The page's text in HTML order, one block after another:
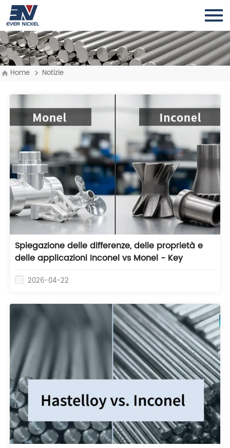
Home Notizie
Spiegazione delle differenze, delle proprietà e
delle applicazioni Inconel vs Monel - Key
2026-04-22